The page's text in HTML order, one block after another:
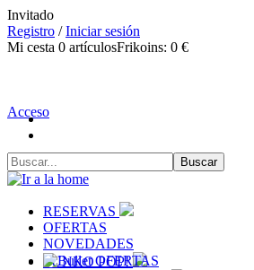
Invitado
Registro /Iniciar sesión
Mi cesta 0 artículosFrikoins: 0 €
Acceso
RESERVAS
OFERTAS
NOVEDADES
FUNKO POP!
OFERTAS